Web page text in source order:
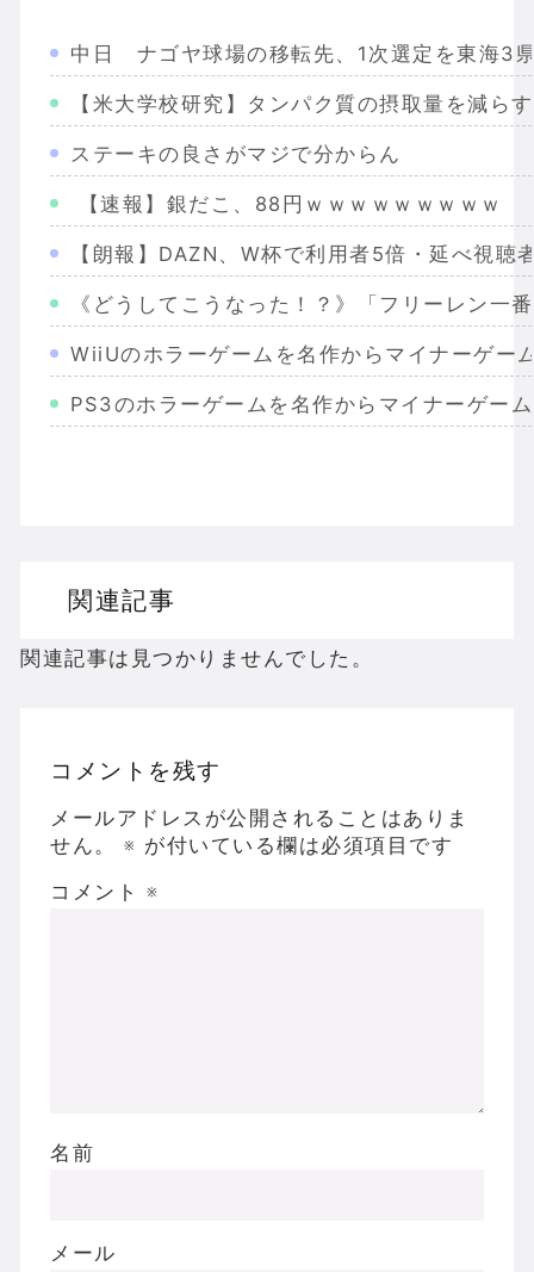
中日 ナゴヤ球場の移転先、1次選定を東海3
【米大学校研究】タンパク質の摂取量を減ら
ステーキの良さがマジで分からん
【速報】銀だこ、88円ｗｗｗｗｗｗｗｗｗ
【朗報】DAZN、W杯で利用者5倍・延べ視聴
《どうしてこうなった！？》「フリーレン
WiiUのホラーゲームを名作からマイナーゲー
PS3のホラーゲームを名作からマイナーゲー
ドラゴンクエスト３の思い出
【聖剣伝説3】リースとアンジェラってなん
Powered by livedoor 相互RSS
関連記事
関連記事は見つかりませんでした。
コメントを残す
メールアドレスが公開されることはありま
せん。
※ が付いている欄は必須項目です
コメント ※
名前
メール